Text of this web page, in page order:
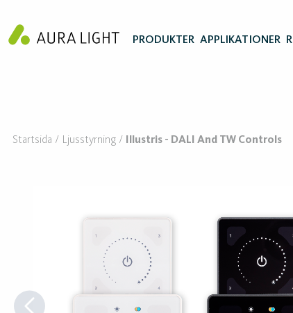
PRODUKTER APPLIKATIONER
Startsida Ljusstyrning Illustris - DALI And TW Controls